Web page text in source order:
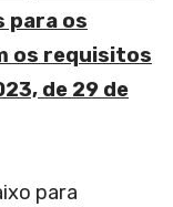
para os
os requisitos
de 29 de
para